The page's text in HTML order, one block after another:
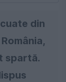
din
spartă.